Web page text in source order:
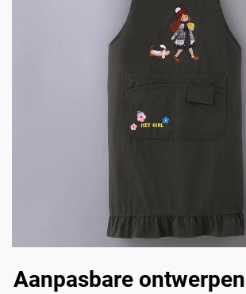
Aanpasbare